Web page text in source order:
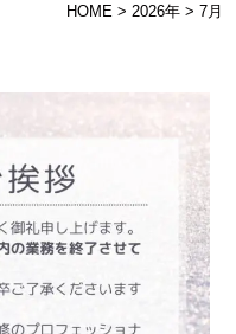
HOME > 2026年> 7月